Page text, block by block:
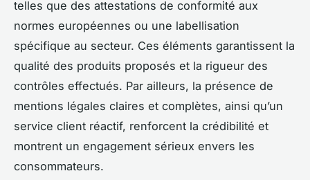
telles que des attestations de conformité aux
normes européennes ou une labellisation
spécifique au secteur. Ces éléments garantissent la
qualité des produits proposés et la rigueur des
contrôles effectués. Par ailleurs, la présence de
mentions légales claires et complètes, ainsi qu’un
service client réactif, renforcent la crédibilité et
montrent un engagement sérieux envers les
consommateurs.